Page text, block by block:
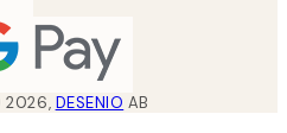
2026, DESENIO AB